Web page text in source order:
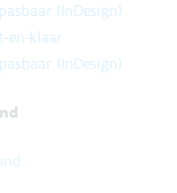
(InDesign)
en-klaar
(InDesign)